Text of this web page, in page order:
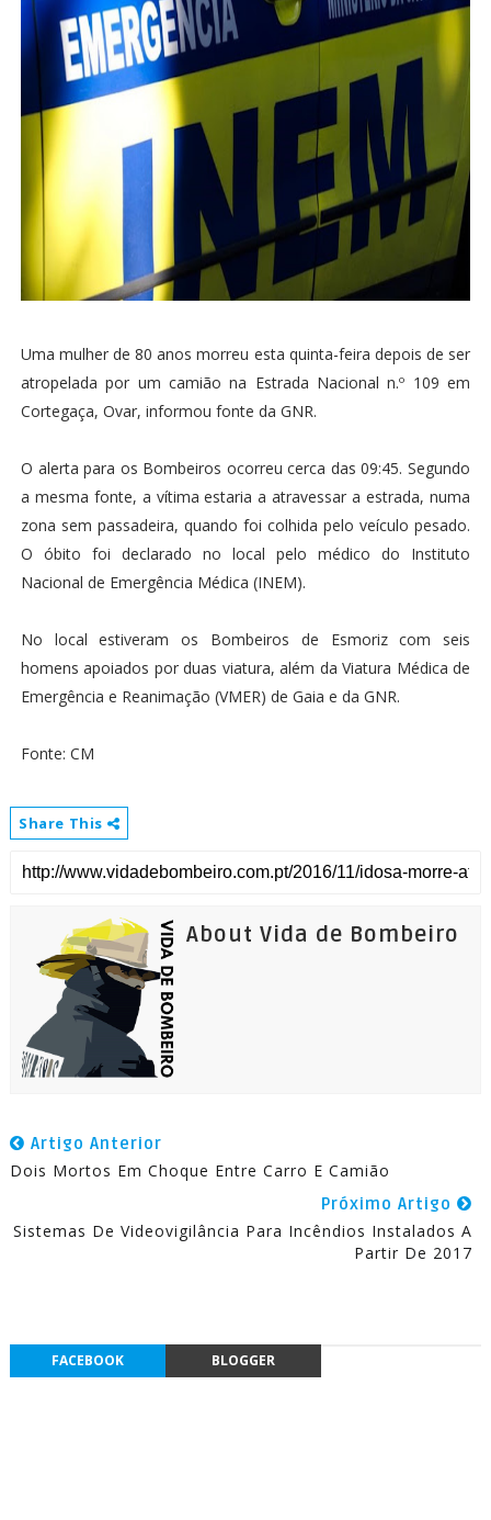
Uma mulher de 80 anos morreu esta quinta-feira depois de ser
atropelada por um camião na Estrada Nacional n.º 109 em
Cortegaça, Ovar, informou fonte da GNR.
O alerta para os Bombeiros ocorreu cerca das 09:45. Segundo
a mesma fonte, a vítima estaria a atravessar a estrada, numa
zona sem passadeira, quando foi colhida pelo veículo pesado.
O óbito foi declarado no local pelo médico do Instituto
Nacional de Emergência Médica (INEM).
No local estiveram os Bombeiros de Esmoriz com seis
homens apoiados por duas viatura, além da Viatura Médica de
Emergência e Reanimação (VMER) de Gaia e da GNR.
Fonte: CM
Share This
About Vida de Bombeiro
Artigo Anterior
Dois Mortos Em Choque Entre Carro E Camião
Próximo Artigo
Sistemas De Videovigilância Para Incêndios Instalados A
Partir De 2017
FACEBOOK BLOGGER